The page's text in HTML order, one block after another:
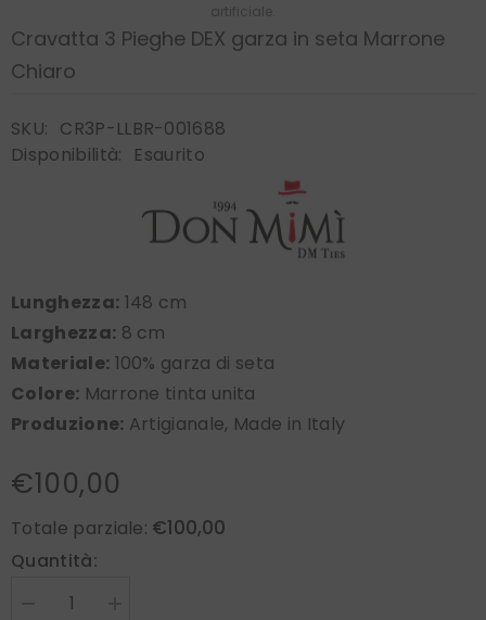
artificiale.
Cravatta 3 Pieghe DEX garza in seta Marrone
Chiaro
SKU: CR3P-LLBR-001688
Disponibilità:
Esaurito
Lunghezza: 148 cm
Larghezza: 8 cm
Materiale: 100% garza di seta
Colore: Marrone tinta unita
Produzione: Artigianale, Made in Italy
€100,00
Totale parziale: €100,00
Quantità:
Diminuire